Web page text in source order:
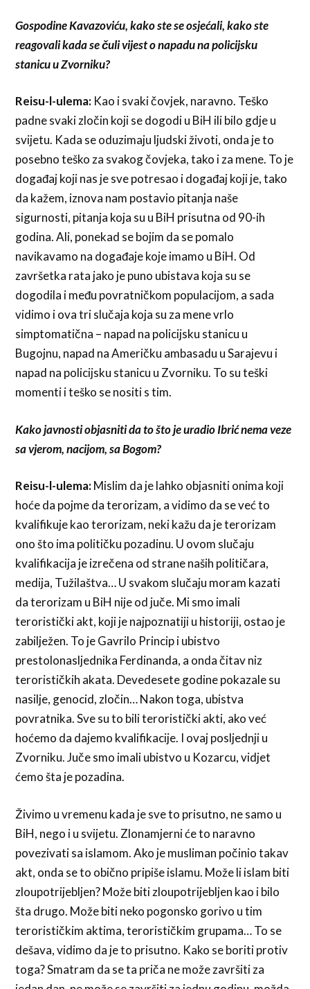
Gospodine Kavazoviću, kako ste se osjećali, kako ste
reagovali kada se čuli vijest o napadu na policijsku
stanicu u Zvorniku?
Reisu-l-ulema: Kao i svaki čovjek, naravno. Teško
padne svaki zločin koji se dogodi u BiH ili bilo gdje u
svijetu. Kada se oduzimaju ljudski životi, onda je to
posebno teško za svakog čovjeka, tako i za mene. To je
događaj koji nas je sve potresao i događaj koji je, tako
da kažem, iznova nam postavio pitanja naše
sigurnosti, pitanja koja su u BiH prisutna od 90-ih
godina. Ali, ponekad se bojim da se pomalo
navikavamo na događaje koje imamo u BiH. Od
završetka rata jako je puno ubistava koja su se
dogodila i među povratničkom populacijom, a sada
vidimo i ova tri slučaja koja su za mene vrlo
simptomatična – napad na policijsku stanicu u
Bugojnu, napad na Američku ambasadu u Sarajevu i
napad na policijsku stanicu u Zvorniku. To su teški
momenti i teško se nositi s tim.
Kako javnosti objasniti da to što je uradio Ibrić nema veze
sa vjerom, nacijom, sa Bogom?
Reisu-l-ulema:Mislim da je lahko objasniti onima koji
hoće da pojme da terorizam, a vidimo da se već to
kvalifikuje kao terorizam, neki kažu da je terorizam
ono što ima političku pozadinu. U ovom slučaju
kvalifikacija je izrečena od strane naših političara,
medija, Tužilaštva… U svakom slučaju moram kazati
da terorizam u BiH nije od juče. Mi smo imali
teroristički akt, koji je najpoznatiji u historiji, ostao je
zabilježen. To je Gavrilo Princip i ubistvo
prestolonasljednika Ferdinanda, a onda čitav niz
terorističkih akata. Devedesete godine pokazale su
nasilje, genocid, zločin… Nakon toga, ubistva
povratnika. Sve su to bili teroristički akti, ako već
hoćemo da dajemo kvalifikacije. I ovaj posljednji u
Zvorniku. Juče smo imali ubistvo u Kozarcu, vidjet
ćemo šta je pozadina.
Živimo u vremenu kada je sve to prisutno, ne samo u
BiH, nego i u svijetu. Zlonamjerni će to naravno
povezivati sa islamom. Ako je musliman počinio takav
akt, onda se to obično pripiše islamu. Može li islam biti
zloupotrijebljen? Može biti zloupotrijebljen kao i bilo
šta drugo. Može biti neko pogonsko gorivo u tim
terorističkim aktima, terorističkim grupama… To se
dešava, vidimo da je to prisutno. Kako se boriti protiv
toga? Smatram da se ta priča ne može završiti za